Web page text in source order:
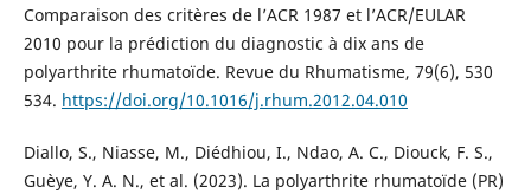
Comparaison des critères de l’ACR 1987 et l’ACR/EULAR
2010 pour la prédiction du diagnostic à dix ans de
polyarthrite rhumatoïde. Revue du Rhumatisme, 79(6), 530
534. https://doi.org/10.1016/j.rhum.2012.04.010
Diallo, S., Niasse, M., Diédhiou, I., Ndao, A. C., Diouck, F. S.,
Guèye, Y. A. N., et al. (2023). La polyarthrite rhumatoïde (PR)